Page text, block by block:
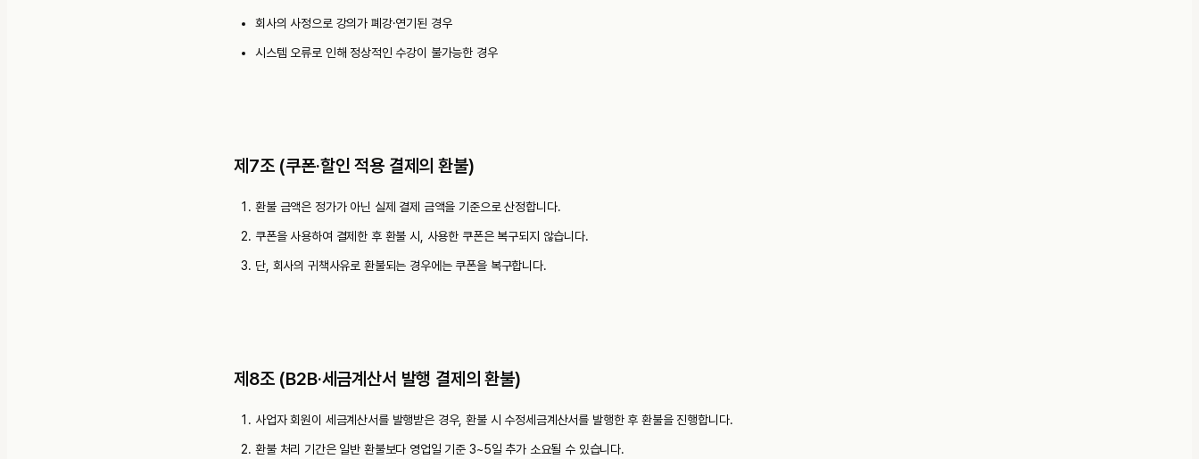
회사의 사정으로 강의가 폐강·연기된 경우
시스템 오류로 인해 정상적인 수강이 불가능한 경우
제7조 (쿠폰·할인 적용 결제의 환불)
환불 금액은 정가가 아닌 실제 결제 금액을 기준으로 산정합니다.
쿠폰을 사용하여 결제한 후 환불 시, 사용한 쿠폰은 복구되지 않습니다.
단, 회사의 귀책사유로 환불되는 경우에는 쿠폰을 복구합니다.
제8조 (B2B·세금계산서 발행 결제의 환불)
사업자 회원이 세금계산서를 발행받은 경우, 환불 시 수정세금계산서를 발행한 후 환불을 진행합니다.
환불 처리 기간은 일반 환불보다 영업일 기준 3~5일 추가 소요될 수 있습니다.